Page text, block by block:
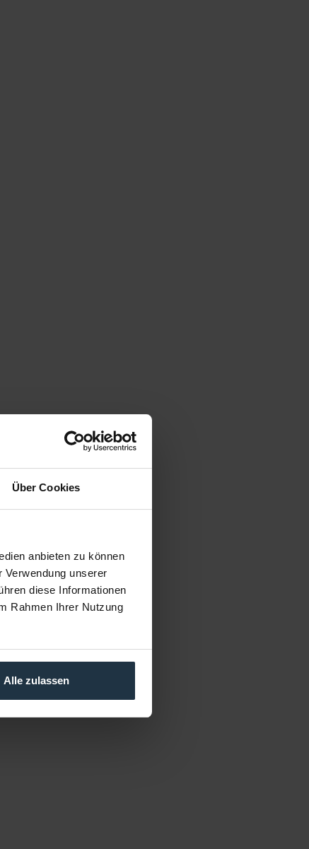
Über Cookies
anbieten zu können
unserer
diese Informationen
Rahmen Ihrer Nutzung
Alle zulassen